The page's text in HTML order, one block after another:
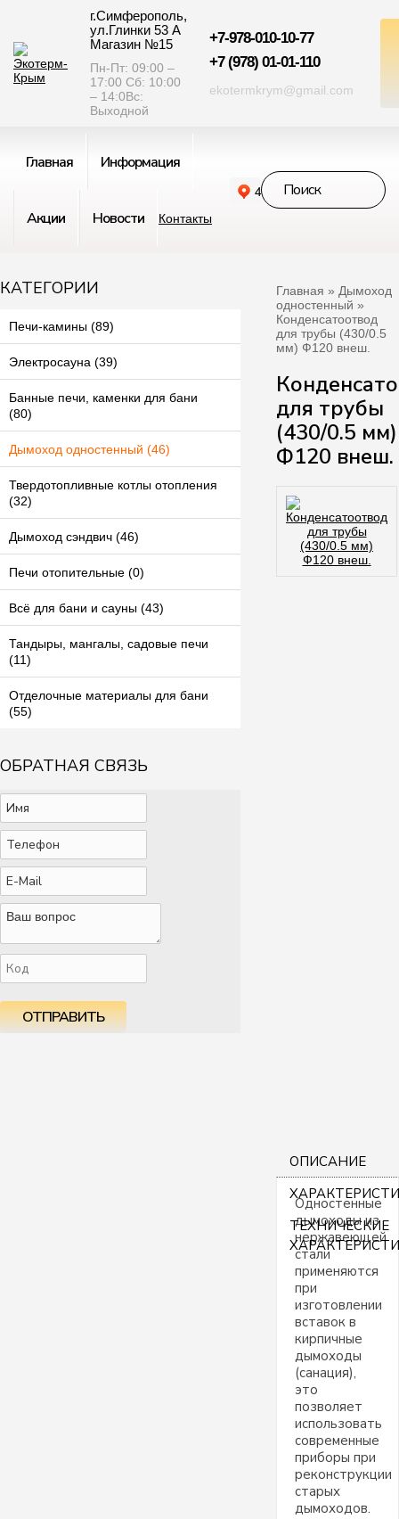
г.Симферополь,
ул.Глинки 53 А
Магазин №15
Пн-Пт: 09:00 –
17:00 Сб: 10:00
– 14:0Вс:
Выходной
+7-978-010-10-77
+7 (978) 01-01-110
ekotermkrym@gmail.com
Главная Информация
Акции Новости Контакты
КАТЕГОРИИ
Печи-камины (89)
Электросауна (39)
Банные печи, каменки для бани
(80)
Дымоход одностенный (46)
Твердотопливные котлы отопления
(32)
Дымоход сэндвич (46)
Печи отопительные (0)
Всё для бани и сауны (43)
Тандыры, мангалы, садовые печи
(11)
Отделочные материалы для бани
(55)
ОБРАТНАЯ СВЯЗЬ
ОТПРАВИТЬ
Главная » Дымоход
одностенный »
Конденсатоотвод
для трубы (430/0.5
мм) Ф120 внеш.
для трубы
(430/0.5 мм)
Ф120 внеш.
ОПИСАНИЕ
ТЕХНИЧЕСКИЕ
Одностенные
дымоходы из
нержавеющей
стали
применяются
при
изготовлении
вставок в
кирпичные
дымоходы
(санация),
это
позволяет
использовать
современные
приборы при
реконструкции
старых
дымоходов.